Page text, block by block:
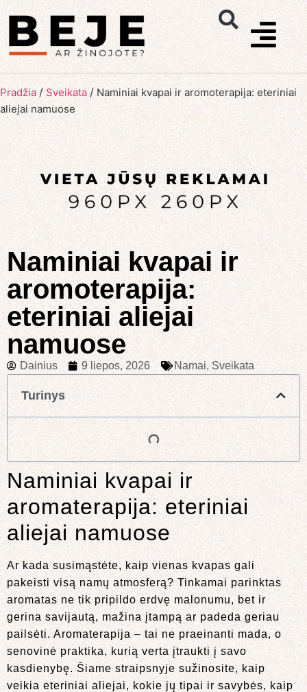
Pradžia / Sveikata / Naminiai kvapai ir aromoterapija: eteriniai
aliejai namuose
Naminiai kvapai ir
aromoterapija:
eteriniai aliejai
namuose
Dainius 9 liepos, 2026 Namai, Sveikata
Turinys
Naminiai kvapai ir
aromaterapija: eteriniai
aliejai namuose
Ar kada susimąstėte, kaip vienas kvapas gali
pakeisti visą namų atmosferą? Tinkamai parinktas
aromatas ne tik pripildo erdvę malonumu, bet ir
gerina savijautą, mažina įtampą ar padeda geriau
pailsėti. Aromaterapija – tai ne praeinanti mada, o
senovinė praktika, kurią verta įtraukti į savo
kasdienybę. Šiame straipsnyje sužinosite, kaip
veikia eteriniai aliejai, kokie jų tipai ir savybės, kaip